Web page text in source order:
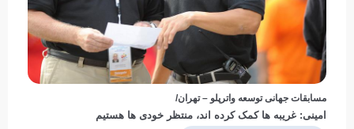
مسابقات جهانی توسعه واترپلو – تهران/
امینی: غریبه ها کمک کرده اند، منتظر خودی ها هستیم